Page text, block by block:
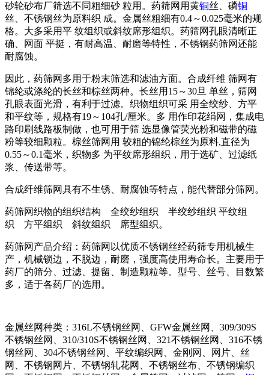
砂轮砂布厂筛选不同粗细砂 粒用。药筛网用黄铜丝、磷铜
丝、不锈钢丝为原料织 成。金属丝粗细有0.4～0.025毫米的规
格。大多采用平 纹组织或斜纹席形组织。药筛网孔眼清晰正
确、网面 平挺，有耐高温、耐磨等特性，不锈钢药筛网还能
耐腐蚀。
因此，药筛网多用于粉末筛选和滤油方面。合成纤维 筛网有
锦纶或涤纶的长丝和棕丝两种。长丝用15～30旦 单丝，筛网
孔眼表面光滑，有利于过滤。织物组织可采 用全绞纱、方平
和平纹等，规格有19～104孔/厘米。多 用作印花绢网，集成电
路印刷线路板制做，也可用于筛 选显像管荧光粉和磁带的磁
粉等较细颗粒。棕丝筛网用 较粗的锦纶棕丝为原料,直径为
0.55～0.1毫米，织物多 为平纹席形组织，用于选矿、过滤纸
浆、传送带等。
合成纤维筛网具有不生锈、耐腐蚀等特点，能代替部分筛网。
药筛网织物的组织结构 全绞纱组织 半绞纱组织 平纹组
织 方平组织 斜纹组织 席型组织。
药筛网产品介绍：药筛网以优质不锈钢丝经药筛专用机械生
产，机械锁边，不脱边，耐磨，强度高使用寿命长。主要用于
药厂的筛分、过滤、提留、制造颗粒等。型号、丝号、目数繁
多，适于各药厂的选用。
金属丝网种类：316L不锈钢丝网、GFW金属丝网、309/309S
不锈钢丝网、310/310S不锈钢丝网、321不锈钢丝网、316不锈
钢丝网、304不锈钢丝网、平纹编织网、金刚网、网片、丝
网、不锈钢网片、不锈钢轧花网、不锈钢丝布、不锈钢编织